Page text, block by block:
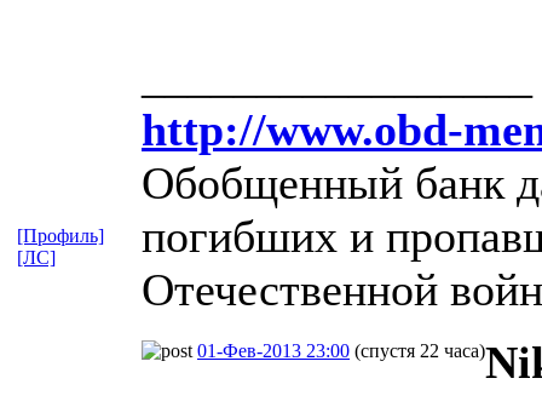
http://www.obd-
Обобщенный банк
погибших и
Отечественной
[Профиль]
[ЛС]
01-Фев-2013 23:00 (спустя 22 часа)